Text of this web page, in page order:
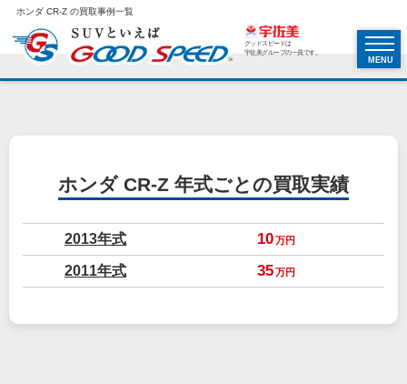
ホンダ CR-Z の買取事例一覧
グッドスピードは
宇佐美グループの一員です。
MENU
ホンダ CR-Z 年式ごとの買取実績
2013年式 10万円
2011年式 35万円